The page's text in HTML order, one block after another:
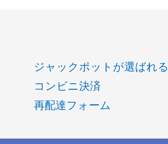
ジャックポットが選ばれ
コンビニ決済
再配達フォーム